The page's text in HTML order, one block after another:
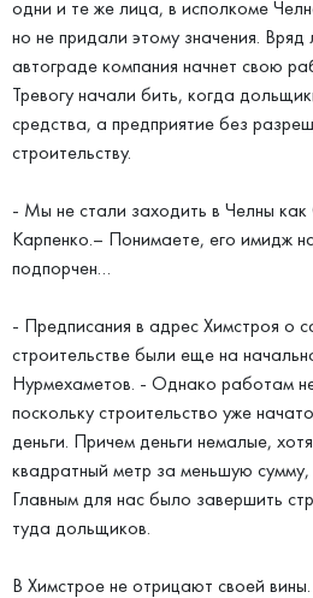
одни и те же лица, в исполкоме
но не придали этому значения. Вряд
автограде компания начнет свою
Тревогу начали бить, когда
средства, а предприятие без
строительству.
- Мы не стали заходить в Челны
Карпенко.– Понимаете, его имидж
подпорчен…
- Предписания в адрес Химстроя о
строительстве были еще на
Нурмехаметов. - Однако работам не
поскольку строительство уже
деньги. Причем деньги немалые,
квадратный метр за меньшую сумму,
Главным для нас было завершить
туда дольщиков.
В Химстрое не отрицают своей